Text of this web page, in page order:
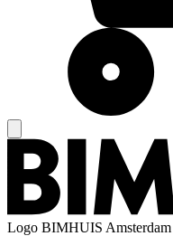
Logo BIMHUIS Amsterdam